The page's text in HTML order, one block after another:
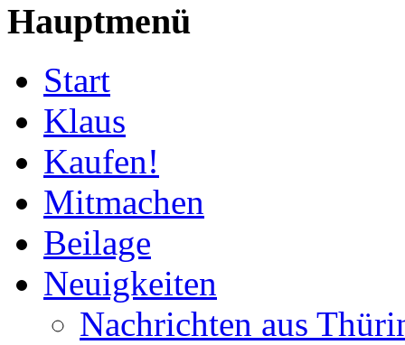
Hauptmenü
Start
Klaus
Kaufen!
Mitmachen
Beilage
Neuigkeiten
Nachrichten aus